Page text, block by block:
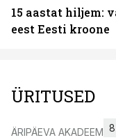
15 aastat hiljem:
eest Eesti kroone
ÜRITUSED
ÄRIPÄEVA AKADEEMIA